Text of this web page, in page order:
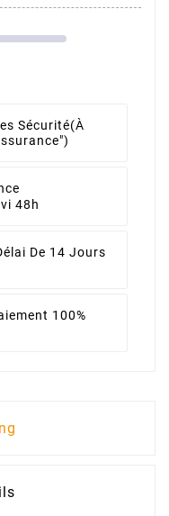
Sécurité(à
48h
De 14 Jours
100%